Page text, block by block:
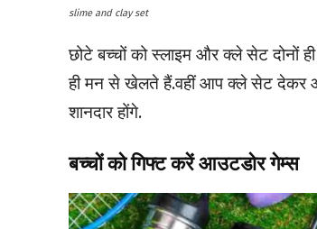
slime and clay set
छोटे बच्चों को स्लाइम और क्ले सेट दोनों
ही मन से खेलते हैं.वहीं आप क्ले सेट देकर आप
शानदार होंगे.
बच्चों को गिफ्ट करें आउटडोर गेम्स